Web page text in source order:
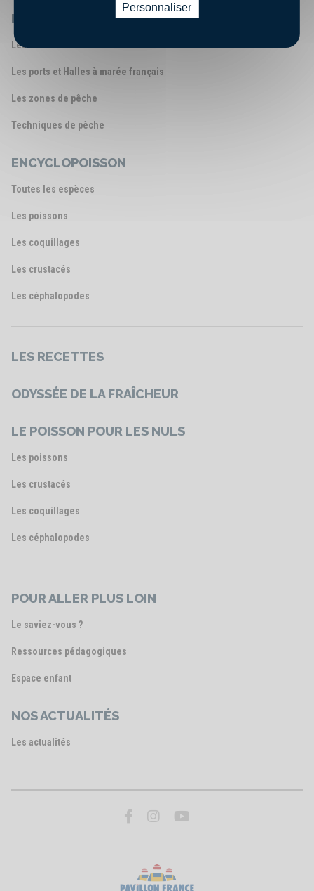
LA FILIÈRE PÊCHE FRANÇAISE
Les métiers de la mer
Les ports et Halles à marée français
Les zones de pêche
Techniques de pêche
ENCYCLOPOISSON
Toutes les espèces
Les poissons
Les coquillages
Les crustacés
Les céphalopodes
LES RECETTES
ODYSSÉE DE LA FRAÎCHEUR
LE POISSON POUR LES NULS
Les poissons
Les crustacés
Les coquillages
Les céphalopodes
POUR ALLER PLUS LOIN
Le saviez-vous ?
Ressources pédagogiques
Espace enfant
NOS ACTUALITÉS
Les actualités
Personnaliser